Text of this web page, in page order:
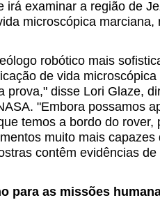
irá examinar a região de
microscópica marciana,
robótico mais
de vida
prova," disse Lori Glaze,
"Embora possamos
temos a bordo do rover,
muito mais capazes
contêm evidências
para as missões